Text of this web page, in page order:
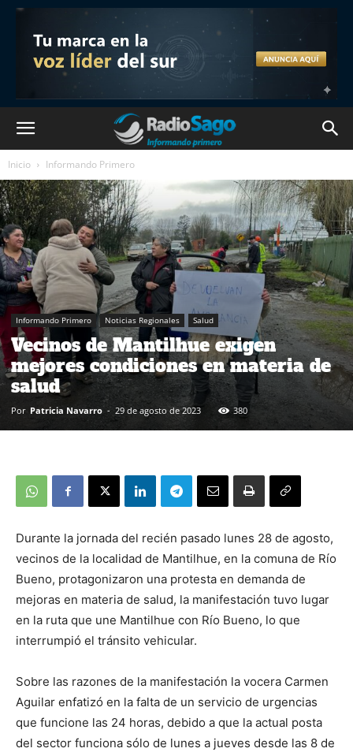
Inicio Informando Primero
Informando Primero Noticias Regionales Salud
Vecinos de Mantilhue exigen
mejores condiciones en materia de
salud
Por Patricia Navarro - 29 de agosto de 2023 380
Durante la jornada del recién pasado lunes 28 de agosto,
vecinos de la localidad de Mantilhue, en la comuna de Río
Bueno, protagonizaron una protesta en demanda de
mejoras en materia de salud, la manifestación tuvo lugar
en la ruta que une Mantilhue con Río Bueno, lo que
interrumpió el tránsito vehicular.
Sobre las razones de la manifestación la vocera Carmen
Aguilar enfatizó en la falta de un servicio de urgencias
que funcione las 24 horas, debido a que la actual posta
del sector funciona sólo de lunes a jueves desde las 8 de